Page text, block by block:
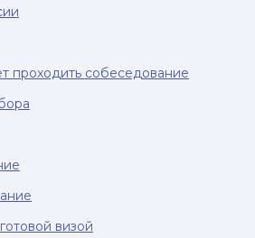
проходить собеседование
визой